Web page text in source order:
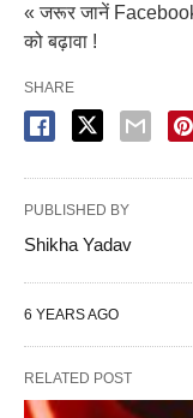
« जरूर जानें
को बढ़ावा !
SHARE
PUBLISHED BY
Shikha Yadav
6 YEARS AGO
RELATED POST